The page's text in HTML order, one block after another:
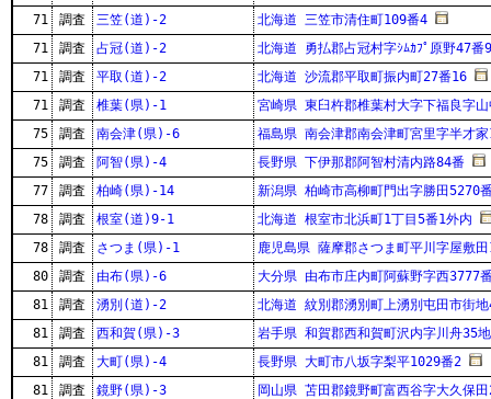
71
調査 三笠(道)-2
北海道 三笠市清住町109番4
71
調査 占冠(道)-2
北海道 勇払郡占冠村字ｼﾑｶﾌﾟ原野47番
71
調査 平取(道)-2
北海道 沙流郡平取町振内町27番16
71
調査 椎葉(県)-1
宮崎県 東臼杵郡椎葉村大字下福良字
75
調査 南会津(県)-6
福島県 南会津郡南会津町宮里字半才
75
調査 阿智(県)-4
長野県 下伊那郡阿智村清内路84番
77
調査 柏崎(県)-14
新潟県 柏崎市高柳町門出字勝田5270
78
調査 根室(道)9-1
北海道 根室市北浜町1丁目5番1外内
78
調査 さつま(県)-1
鹿児島県 薩摩郡さつま町平川字屋敷
80
調査 由布(県)-6
大分県 由布市庄内町阿蘇野字西3777
81
調査 湧別(道)-2
北海道 紋別郡湧別町上湧別屯田市街
81
調査 西和賀(県)-3
岩手県 和賀郡西和賀町沢内字川舟35
81
調査 大町(県)-4
長野県 大町市八坂字梨平1029番2
81
調査 鏡野(県)-3
岡山県 苫田郡鏡野町富西谷字大久保